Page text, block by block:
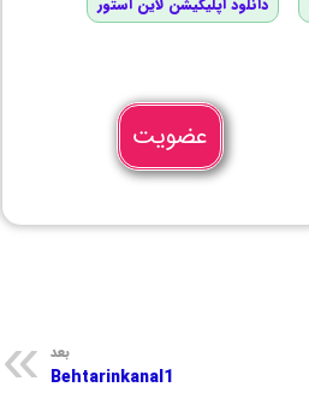
دانلود اپلیکیشن لاین استور
عضویت
بعد
Behtarinkanal1